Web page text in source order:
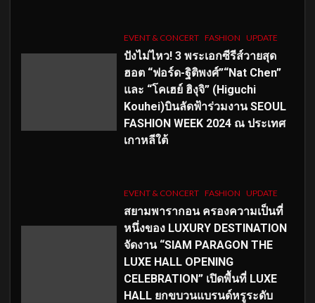
EVENT & CONCERT FASHION UPDATE
ปังไม่ไหว! 3 พระเอกซีรีส์วายสุด
ฮอต “ฟอร์ด-ฐิติพงศ์”“Nat Chen”
และ “โคเฮย์ ฮิงุจิ” (Higuchi
Kouhei)บินลัดฟ้าร่วมงาน SEOUL
FASHION WEEK 2024 ณ ประเทศ
เกาหลีใต้
EVENT & CONCERT FASHION UPDATE
สยามพารากอน ครองความเป็นที่
หนึ่งของ LUXURY DESTINATION
จัดงาน “SIAM PARAGON THE
LUXE HALL OPENING
CELEBRATION” เปิดพื้นที่ LUXE
HALL ยกขบวนแบรนด์หรูระดับ